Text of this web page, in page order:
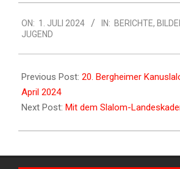
ON: 1. JULI 2024 IN: BERICHTE,
JUGEND
Previous Post: 20. Bergheimer
April 2024
Next Post: Mit dem Slalom-